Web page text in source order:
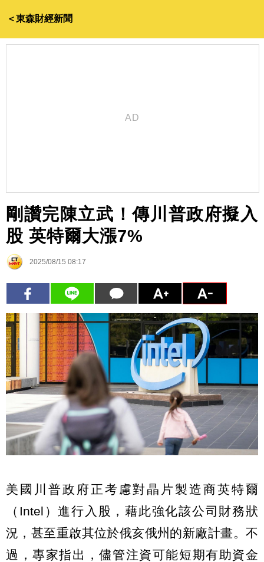
＜東森財經新聞
剛讚完陳立武！傳川普政府擬入
股 英特爾大漲7%
2025/08/15 08:17
美國川普政府正考慮對晶片製造商英特爾
（Intel）進行入股，藉此強化該公司財務狀
況，甚至重啟其位於俄亥俄州的新廠計畫。不
過，專家指出，儘管注資可能短期有助資金